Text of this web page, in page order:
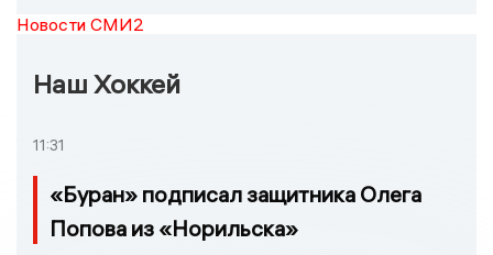
Новости СМИ2
Наш Хоккей
11:31
«Буран» подписал защитника Олега
Попова из «Норильска»